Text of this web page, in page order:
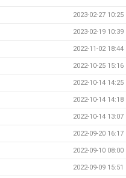
2023-02-27 10:25
2023-02-19 10:39
2022-11-02 18:44
2022-10-25 15:16
2022-10-14 14:25
2022-10-14 14:18
2022-10-14 13:07
2022-09-20 16:17
2022-09-10 08:00
2022-09-09 15:51